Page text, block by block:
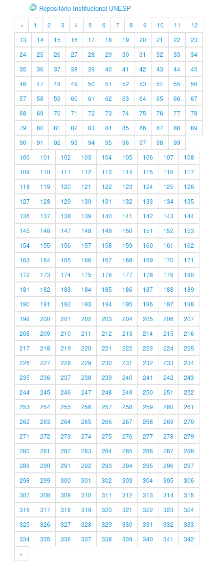
Repositório Institucional UNESP
« 1 2 3 4 5 6 7 8 9 10 11
12
13
14 15 16 17 18 19 20 21 22
23
24
25 26 27 28 29 30 31 32 33
34
35
36 37 38 39 40 41 42 43 44
45
46
47 48 49 50 51 52 53 54 55
56
57
58 59 60 61 62 63 64 65 66
67
68
69 70 71 72 73 74 75 76 77
78
79
80 81 82 83 84 85 86 87 88
89
90
91 92 93 94 95 96 97 98
99
100
101 102 103 104 105 106 107
108
109
110 111 112 113 114 115 116
117
118
119 120 121 122 123 124 125
126
127
128 129 130 131 132 133 134
135
136
137 138 139 140 141 142 143
144
145
146 147 148 149 150 151 152
153
154
155 156 157 158 159 160 161
162
163
164 165 166 167 168 169 170
171
172
173 174 175 176 177 178 179
180
181
182 183 184 185 186 187 188
189
190
191 192 193 194 195 196 197
198
199
200 201 202 203 204 205 206
207
208
209 210 211 212 213 214 215
216
217
218 219 220 221 222 223 224
225
226
227 228 229 230 231 232 233
234
235
236 237 238 239 240 241 242
243
244
245 246 247 248 249 250 251
252
253
254 255 256 257 258 259 260
261
262
263 264 265 266 267 268 269
270
271
272 273 274 275 276 277 278
279
280
281 282 283 284 285 286 287
288
289
290 291 292 293 294 295 296
297
298
299 300 301 302 303 304 305
306
307
308 309 310 311 312 313 314
315
316
317 318 319 320 321 322 323
324
325
326 327 328 329 330 331 332
333
334
335 336 337 338 339 340 341
342
»